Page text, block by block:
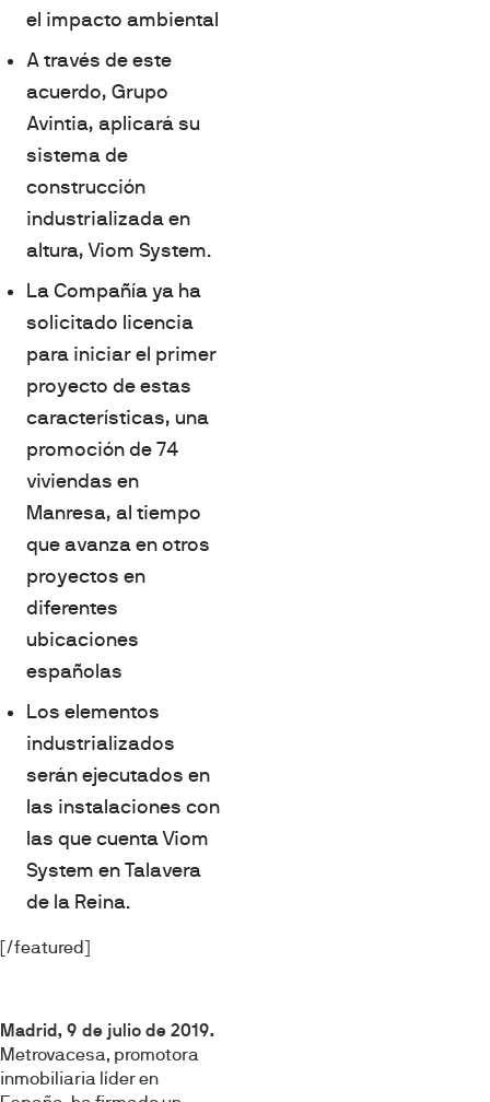
el impacto ambiental
A través de este
acuerdo, Grupo
Avintia, aplicará su
sistema de
construcción
industrializada en
altura, Viom System.
La Compañía ya ha
solicitado licencia
para iniciar el primer
proyecto de estas
características, una
promoción de 74
viviendas en
Manresa, al tiempo
que avanza en otros
proyectos en
diferentes
ubicaciones
españolas
Los elementos
industrializados
serán ejecutados en
las instalaciones con
las que cuenta Viom
System en Talavera
de la Reina.
[/featured]
Madrid, 9 de julio de 2019.
Metrovacesa, promotora
inmobiliaria líder en